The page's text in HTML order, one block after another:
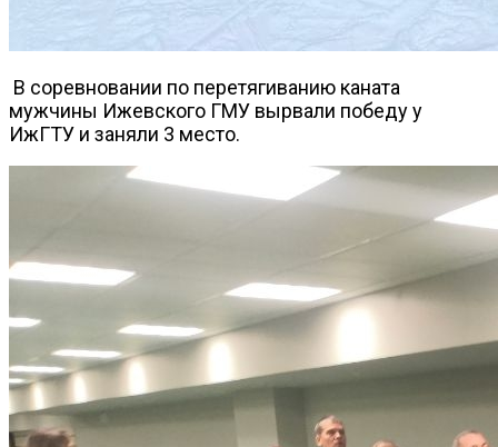
В соревновании по перетягиванию каната
мужчины Ижевского ГМУ вырвали победу у
ИжГТУ и заняли 3 место.